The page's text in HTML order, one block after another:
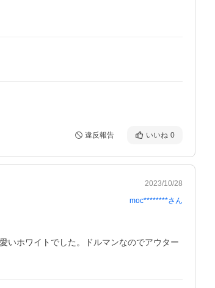
違反報告 いいね 0
2023/10/28
moc********さん
いホワイトでした。ドルマンなのでアウター